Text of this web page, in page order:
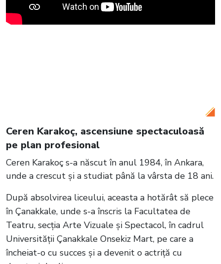
Ceren Karakoç, ascensiune spectaculoasă
pe plan profesional
Ceren Karakoç s-a născut în anul 1984, în Ankara,
unde a crescut și a studiat până la vârsta de 18 ani.
După absolvirea liceului, aceasta a hotărât să plece
în Çanakkale, unde s-a înscris la Facultatea de
Teatru, secția Arte Vizuale și Spectacol, în cadrul
Universității Çanakkale Onsekiz Mart, pe care a
încheiat-o cu succes și a devenit o actriță cu